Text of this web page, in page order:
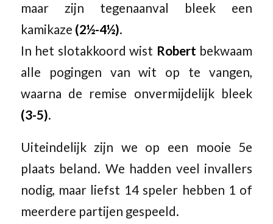
maar zijn tegenaanval bleek een
kamikaze (2½-4½).
In het slotakkoord wist Robert bekwaam
alle pogingen van wit op te vangen,
waarna de remise onvermijdelijk bleek
(3-5).
Uiteindelijk zijn we op een mooie 5e
plaats beland. We hadden veel invallers
nodig, maar liefst 14 speler hebben 1 of
meerdere partijen gespeeld.